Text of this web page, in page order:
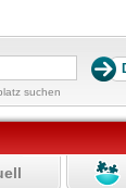
suchen